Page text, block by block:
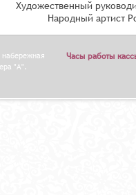
Художественный
Народный артист
набережная
"А".
Часы работы